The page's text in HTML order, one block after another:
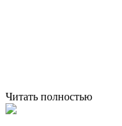
Читать полностью